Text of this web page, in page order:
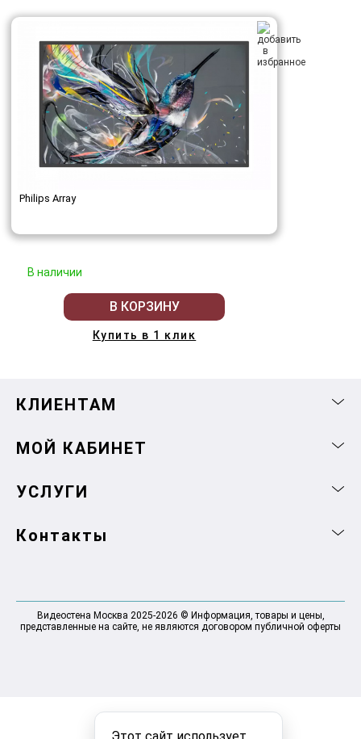
Philips Array
В наличии
В КОРЗИНУ
Купить в 1 клик
КЛИЕНТАМ
МОЙ КАБИНЕТ
УСЛУГИ
Контакты
Видеостена Москва 2025-2026 © Информация, товары и цены,
представленные на сайте, не являются договором публичной оферты